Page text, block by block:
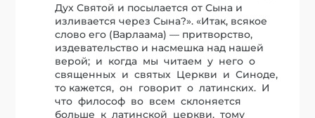
Дух Святой и посылается от Сына и
изливается через Сына?». «Итак, всякое
слово его (Варлаама) — притворство,
издевательство и насмешка над нашей
верой; и когда мы читаем у него о
священных и святых Церкви и Синоде,
то кажется, он говорит о латинских. И
что философ во всем склоняется
больше к латинской церкви, тому